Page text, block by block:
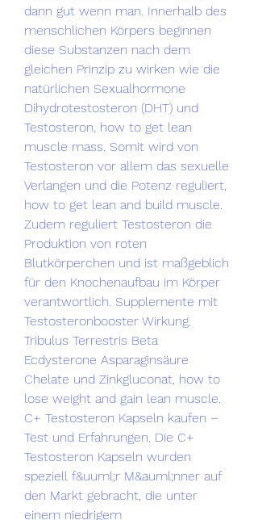
dann gut wenn man. Innerhalb des
menschlichen Körpers beginnen
diese Substanzen nach dem
gleichen Prinzip zu wirken wie die
natürlichen Sexualhormone
Dihydrotestosteron (DHT) und
Testosteron, how to get lean
muscle mass. Somit wird von
Testosteron vor allem das sexuelle
Verlangen und die Potenz reguliert,
how to get lean and build muscle.
Zudem reguliert Testosteron die
Produktion von roten
Blutkörperchen und ist maßgeblich
für den Knochenaufbau im Körper
verantwortlich. Supplemente mit
Testosteronbooster Wirkung.
Tribulus Terrestris Beta
Ecdysterone Asparaginsäure
Chelate und Zinkgluconat, how to
lose weight and gain lean muscle.
C+ Testosteron Kapseln kaufen –
Test und Erfahrungen. Die C+
Testosteron Kapseln wurden
speziell f&uuml;r M&auml;nner auf
den Markt gebracht, die unter
einem niedrigem